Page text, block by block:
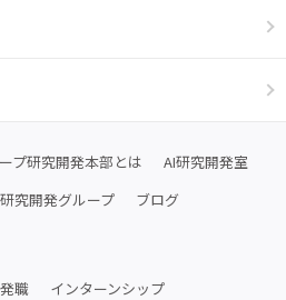
プ研究開発本部とは
AI研究開発室
究開発グループ
ブログ
職
インターンシップ